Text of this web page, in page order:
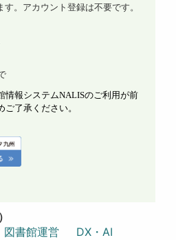
。アカウント登録は不要です。
情報システムNALISのご利用が前
了承ください。
図書館運営 DX・AI